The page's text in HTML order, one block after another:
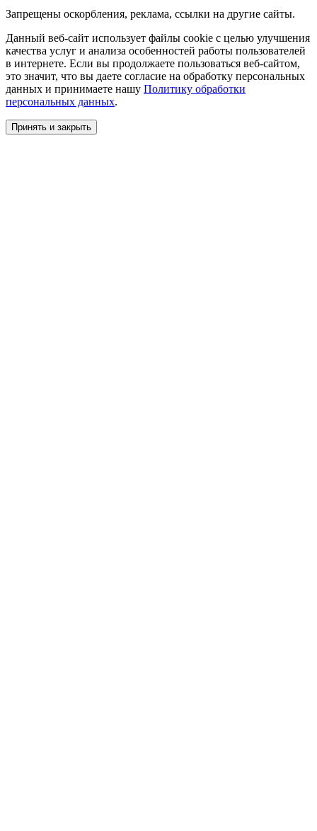
Запрещены оскорбления, реклама, ссылки на другие сайты.
Данный веб-сайт использует файлы cookie с целью улучшения
качества услуг и анализа особенностей работы пользователей
в интернете. Если вы продолжаете пользоваться веб-сайтом,
это значит, что вы даете cогласие на обработку персональных
данных и принимаете нашу Политику обработки
персональных данных.
Принять и закрыть